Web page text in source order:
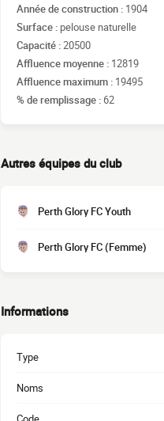
Année de construction : 1904
Surface : pelouse naturelle
Capacité :20500
Affluence moyenne : 12819
Affluence maximum : 19495
% de remplissage :62
Autres équipes du club
Perth Glory FC Youth
Perth Glory FC (Femme)
Informations
Type
Noms